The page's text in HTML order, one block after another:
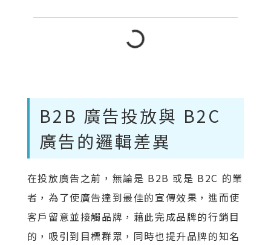
B2B 廣告投放與 B2C
廣告的邏輯差異
在投放廣告之前，無論是 B2B 或是 B2C 的業
者，為了使廣告達到最佳的宣傳效果，進而使
客戶留意並接觸品牌，藉此完成品牌的行銷目
的，吸引到目標群眾，同時也提升品牌的知名